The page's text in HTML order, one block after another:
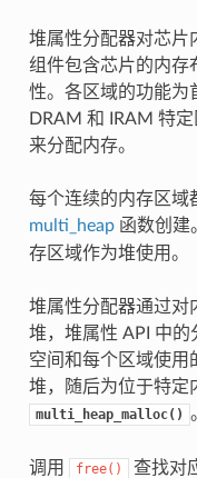
堆属性分配器对芯片
组件包含芯片的内存
性。各区域的功能为
DRAM 和 IRAM 特
来分配内存。
每个连续的内存区域
multi_heap函数创建
存区域作为堆使用。
堆属性分配器通过对
堆，堆属性 API 中的
空间和每个区域使用
堆，随后为位于特定
multi_heap_malloc()
调用 free()
查找对